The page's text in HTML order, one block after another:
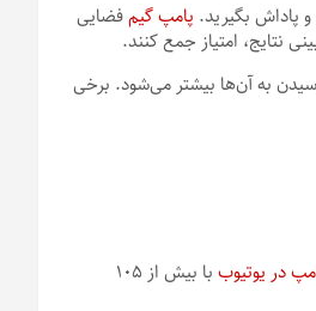
پاداش بگیرید. پامپ گیمفضایی
نتایج، امتیاز جمع کنند.
به آن‌ها بیشتر می‌شود. برخی
در یوتیوب
با بیش از ۱۰۵